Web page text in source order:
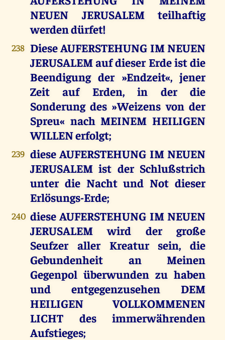
NEUEN JERUSALEM teilhaftig
werden dürfet!
238 Diese AUFERSTEHUNG IM NEUEN
JERUSALEM auf dieser Erde ist die
Beendigung der »Endzeit«, jener
Zeit auf Erden, in der die
Sonderung des »Weizens von der
Spreu« nach MEINEM HEILIGEN
WILLEN erfolgt;
239 diese AUFERSTEHUNG IM NEUEN
JERUSALEM ist der Schlußstrich
unter die Nacht und Not dieser
Erlösungs-Erde;
240 diese AUFERSTEHUNG IM NEUEN
JERUSALEM wird der große
Seufzer aller Kreatur sein, die
Gebundenheit an Meinen
Gegenpol überwunden zu haben
und entgegenzusehen DEM
HEILIGEN VOLLKOMMENEN
LICHT des immerwährenden
Aufstieges;